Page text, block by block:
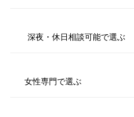
深夜・休日相談可能で選ぶ
女性専門で選ぶ